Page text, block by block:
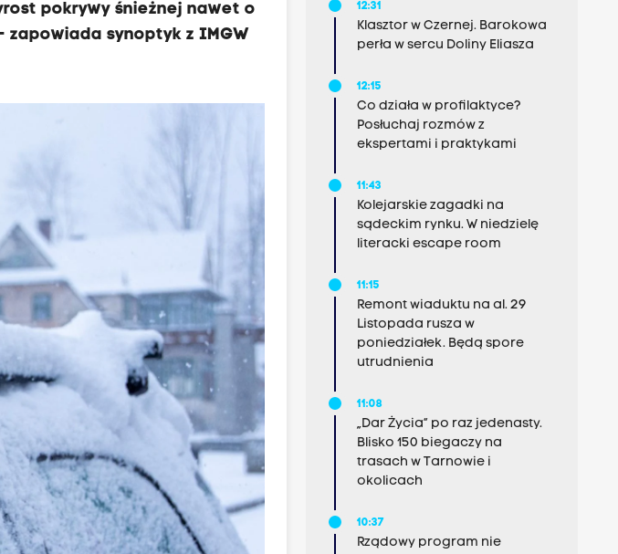
pokrywy śnieżnej nawet o
synoptyk z IMGW
12:31
Klasztor w Czernej. Barokowa
perła w sercu Doliny Eliasza
12:15
Co działa w profilaktyce?
Posłuchaj rozmów z
ekspertami i praktykami
11:43
Kolejarskie zagadki na
sądeckim rynku. W niedzielę
literacki escape room
11:15
Remont wiaduktu na al. 29
Listopada rusza w
poniedziałek. Będą spore
utrudnienia
11:08
„Dar Życia” po raz jedenasty.
Blisko 150 biegaczy na
trasach w Tarnowie i
okolicach
10:37
Rządowy program nie